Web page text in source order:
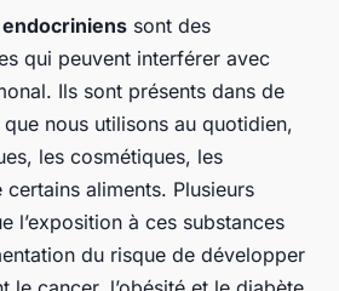
sont des
qui peuvent interférer avec
Ils sont présents dans de
nous utilisons au quotidien,
les cosmétiques, les
aliments. Plusieurs
l’exposition à ces substances
du risque de développer